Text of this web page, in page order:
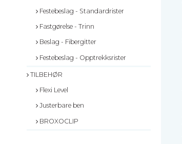
Festebeslag - Standardrister
Fastgørelse - Trinn
Beslag - Fibergitter
Festebeslag - Opptrekksrister
TILBEHØR
Flexi Level
Justerbare ben
BROXOCLIP